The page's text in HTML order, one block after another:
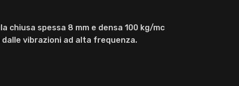
chiusa spessa 8 mm e densa 100 kg/mc
vibrazioni ad alta frequenza.